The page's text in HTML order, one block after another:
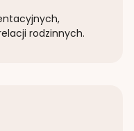
rodzinnych.